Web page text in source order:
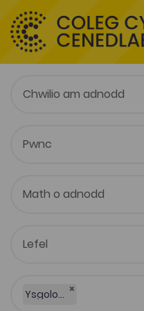
Ysgoloriaeth Ymchwil ×